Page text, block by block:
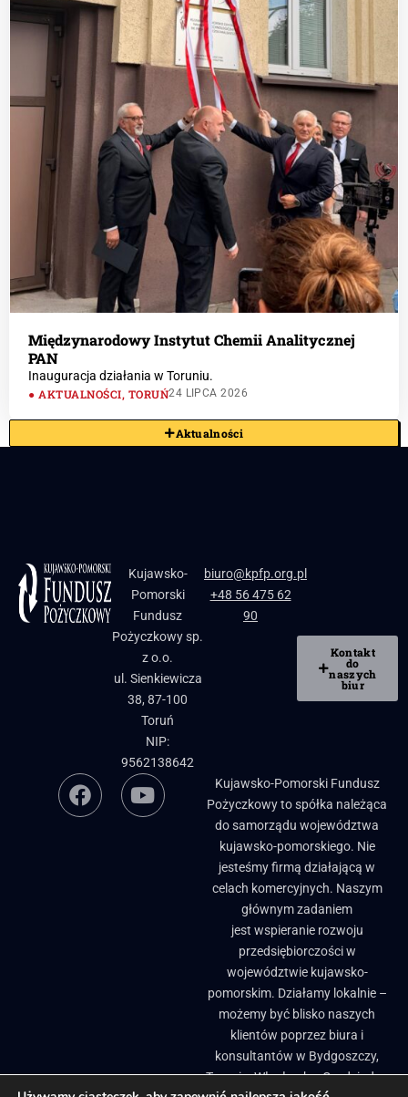
Międzynarodowy Instytut Chemii Analitycznej
PAN
Inauguracja działania w Toruniu.
AKTUALNOŚCI, TORUŃ24 LIPCA 2026
Aktualności
Kujawsko-
Pomorski
Fundusz
Pożyczkowy sp.
z o.o.
ul. Sienkiewicza
38, 87-100
Toruń
NIP:
9562138642
biuro@kpfp.org.pl
+48 56 475 62
90
Kontakt
do
naszych
biur
Kujawsko-Pomorski Fundusz
Pożyczkowy to spółka należąca
do samorządu województwa
kujawsko-pomorskiego. Nie
jesteśmy firmą działającą w
celach komercyjnych. Naszym
głównym zadaniem
jest wspieranie rozwoju
przedsiębiorczości w
województwie kujawsko-
pomorskim. Działamy lokalnie –
możemy być blisko naszych
klientów poprzez biura i
konsultantów w Bydgoszczy,
Toruniu, Włocławku, Grudziądzu